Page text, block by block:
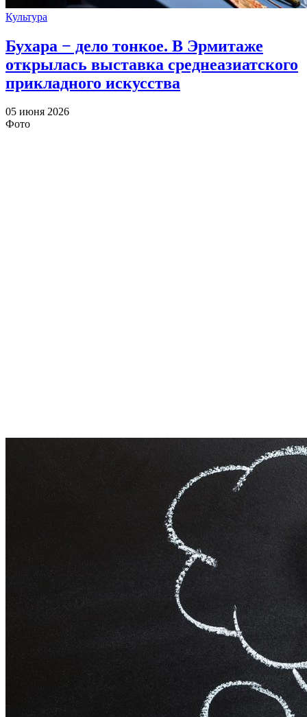
Культура
Бухара − дело тонкое. В Эрмитаже
открылась выставка среднеазиатского
прикладного искусства
05 июня 2026
Фото